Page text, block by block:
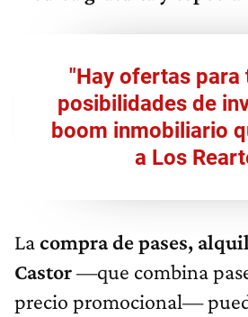
"Hay ofertas para
posibilidades de
boom inmobiliario
a Los
Lacompra de pases,
Castor—que combina
precio promocional—